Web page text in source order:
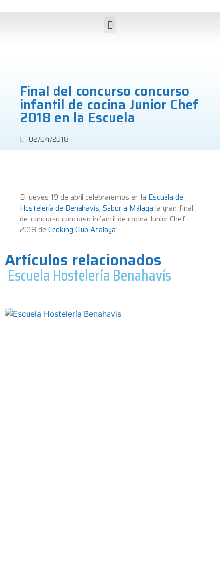
Final del concurso concurso
infantil de cocina Junior Chef
2018 en la Escuela
02/04/2018
El jueves 19 de abril celebraremos en la Escuela de
Hostelería de Benahavís, Sabor a Málaga la gran final
del concurso concurso infantil de cocina Junior Chef
2018 de Cooking Club Atalaya
Artículos relacionados
Escuela Hostelería Benahavís